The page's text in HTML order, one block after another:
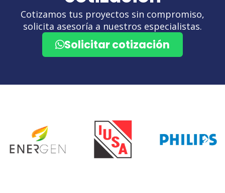
Cotizamos tus proyectos sin compromiso,
solicita asesoría a nuestros especialistas.
Solicitar cotización